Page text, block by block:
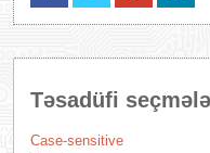
Təsadüfi
Case-sensitive